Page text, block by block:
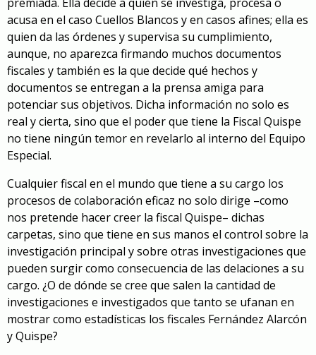
acusa en el caso Cuellos Blancos y en casos afines; ella es
quien da las órdenes y supervisa su cumplimiento,
aunque, no aparezca firmando muchos documentos
fiscales y también es la que decide qué hechos y
documentos se entregan a la prensa amiga para
potenciar sus objetivos. Dicha información no solo es
real y cierta, sino que el poder que tiene la Fiscal Quispe
no tiene ningún temor en revelarlo al interno del Equipo
Especial.
Cualquier fiscal en el mundo que tiene a su cargo los
procesos de colaboración eficaz no solo dirige –como
nos pretende hacer creer la fiscal Quispe– dichas
carpetas, sino que tiene en sus manos el control sobre la
investigación principal y sobre otras investigaciones que
pueden surgir como consecuencia de las delaciones a su
cargo. ¿O de dónde se cree que salen la cantidad de
investigaciones e investigados que tanto se ufanan en
mostrar como estadísticas los fiscales Fernández Alarcón
y Quispe?